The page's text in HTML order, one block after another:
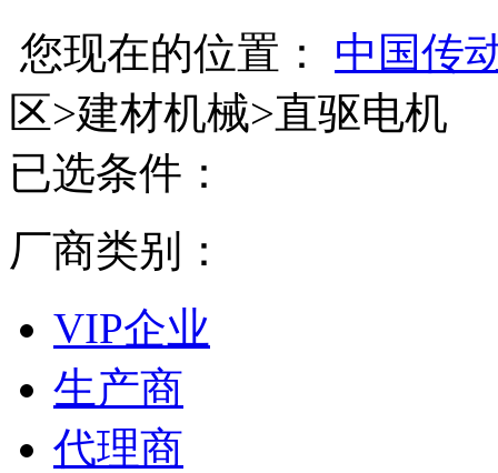
您现在的位置：
中国传
区>建材机械>直驱电机
已选条件：
厂商类别：
VIP企业
生产商
代理商